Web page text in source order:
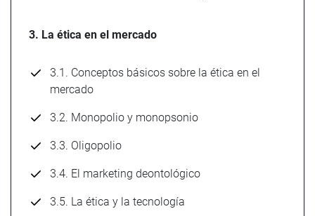
3. La ética en el mercado
3.1. Conceptos básicos sobre la ética en el
mercado
3.2. Monopolio y monopsonio
3.3. Oligopolio
3.4. El marketing deontológico
3.5. La ética y la tecnología